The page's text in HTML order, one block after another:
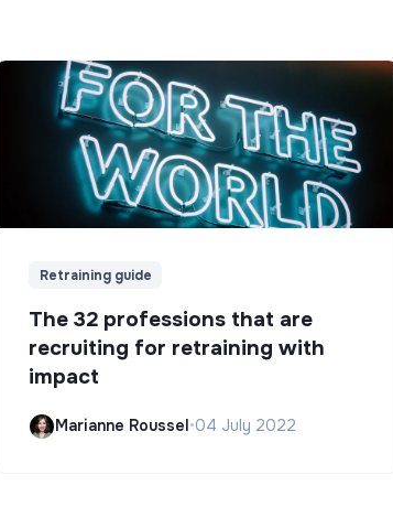
Retraining guide
The 32 professions that are
recruiting for retraining with
impact
Marianne Roussel•04 July 2022